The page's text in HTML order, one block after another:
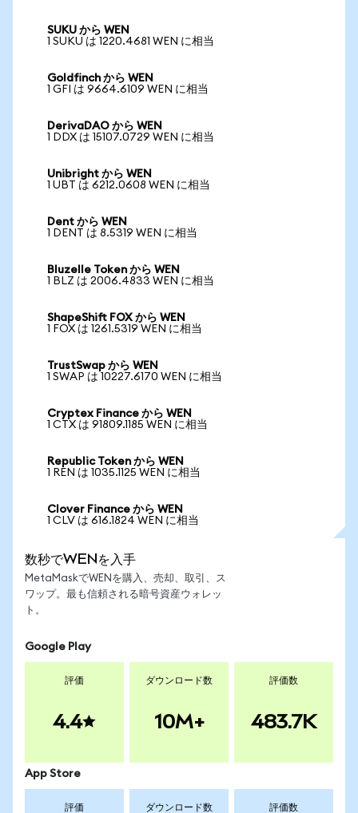
SUKU から WEN
1 SUKU は 1220.4681 WEN に相当
Goldfinch から WEN
1 GFI は 9664.6109 WEN に相当
DerivaDAO から WEN
1 DDX は 15107.0729 WEN に相当
Unibright から WEN
1 UBT は 6212.0608 WEN に相当
Dent から WEN
1 DENT は 8.5319 WEN に相当
Bluzelle Token から WEN
1 BLZ は 2006.4833 WEN に相当
ShapeShift FOX から WEN
1 FOX は 1261.5319 WEN に相当
TrustSwap から WEN
1 SWAP は 10227.6170 WEN に相当
Cryptex Finance から WEN
1 CTX は 91809.1185 WEN に相当
Republic Token から WEN
1 REN は 1035.1125 WEN に相当
Clover Finance から WEN
1 CLV は 616.1824 WEN に相当
数秒でWENを入手
MetaMaskでWENを購入、売却、取引、ス
ワップ。最も信頼される暗号資産ウォレッ
ト。
Google Play
評価
4.4
ダウンロード数
10M+
評価数
483.7K
App Store
評価 ダウンロード数 評価数